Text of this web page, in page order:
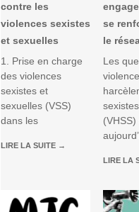
contre les
violences sexistes
et sexuelles
1. Prise en charge
des violences
sexistes et
sexuelles (VSS)
dans les
LIRE LA SUITE →
se
le
Les
LIRE LA